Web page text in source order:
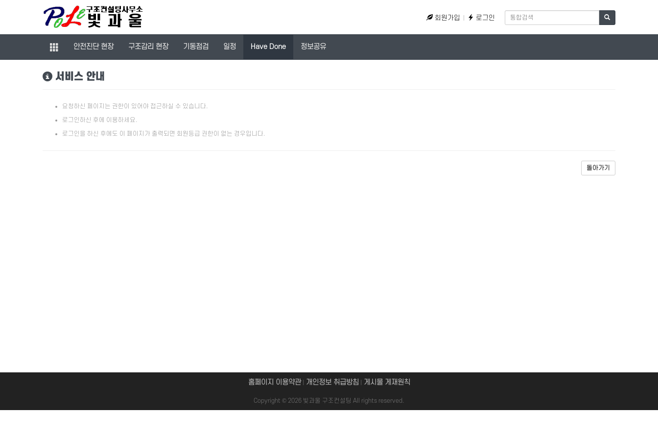
회원가입 로그인
안전진단 현장 구조감리 현장 기동점검 일정 Have Done 정보공유
서비스 안내
요청하신 페이지는 권한이 있어야 접근하실 수 있습니다.
로그인하신 후에 이용하세요.
로그인을 하신 후에도 이 페이지가 출력되면 회원등급 권한이 없는 경우입니다.
홈페이지 이용약관| 개인정보 취급방침 게시물 게재원칙
Copyright © 2026 빛과울 구조컨설팅 All rights reserved.